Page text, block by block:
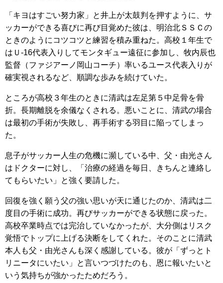
「キヨはすごい努力家」と井上が太鼓判を押すように、サ
ッカーができる喜びに再び目覚めた彼は、明治北ＳＳＣの
ときのようにコツコツと練習を積み重ねた。高校１年生で
はＵ-16代表入りしてモンタギュー遠征に参加し、牧内辰也
監督（ファジアーノ岡山コーチ）率いるユース代表入りが
確実視されるなど、順調な歩みを続けていた。
ところが高校３年生のときに清武は左足第５中足骨を骨
折。長期離脱を余儀なくされる。悪いことに、清武の場合
は最初の手術が失敗し、再手術する羽目に陥ってしまっ
た。
息子がサッカー人生の危機に瀕している中、父・由光さん
はドクターに対し、「治療の経過を毎日、きちんと連絡し
てもらいたい」と強く要請した。
回復を強く願う父の強い思いが天に通じたのか、清武は二
度目の手術に成功。再びサッカーができる状態に戻った。
高校卒業時点では完治していなかったが、大分側はリスク
覚悟でトップに上げる決断をしてくれた。そのことに清武
本人も父・由光さんも深く感謝している。彼が「ずっとト
リニータにいたい」と言いつづけたのも、恩に報いたいと
いう気持ちが強かったためだろう。